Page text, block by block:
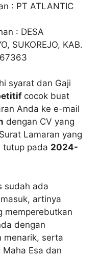
: PT ATLANTIC
: DESA
SUKOREJO, KAB.
syarat dan Gaji
cocok buat
Anda ke e-mail
dengan CV yang
Lamaran yang
tutup pada 2024-
sudah ada
artinya
memperebutkan
dengan
menarik, serta
Esa dan